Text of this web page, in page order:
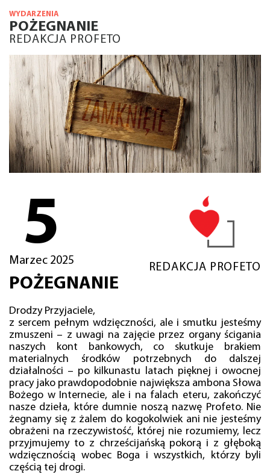
WYDARZENIA
POŻEGNANIE
REDAKCJA PROFETO
5
Marzec 2025
REDAKCJA PROFETO
POŻEGNANIE
Drodzy Przyjaciele,
z sercem pełnym wdzięczności, ale i smutku jesteśmy
zmuszeni – z uwagi na zajęcie przez organy ścigania
naszych kont bankowych, co skutkuje brakiem
materialnych środków potrzebnych do dalszej
działalności – po kilkunastu latach pięknej i owocnej
pracy jako prawdopodobnie największa ambona Słowa
Bożego w Internecie, ale i na falach eteru, zakończyć
nasze dzieła, które dumnie noszą nazwę Profeto. Nie
żegnamy się z żalem do kogokolwiek ani nie jesteśmy
obrażeni na rzeczywistość, której nie rozumiemy, lecz
przyjmujemy to z chrześcijańską pokorą i z głęboką
wdzięcznością wobec Boga i wszystkich, którzy byli
częścią tej drogi.